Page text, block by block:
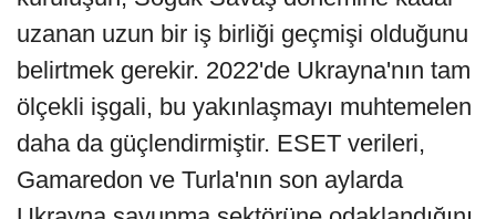
uzanan uzun bir iş birliği geçmişi olduğunu
belirtmek gerekir. 2022'de Ukrayna'nın tam
ölçekli işgali, bu yakınlaşmayı muhtemelen
daha da güçlendirmiştir. ESET verileri,
Gamaredon ve Turla'nın son aylarda